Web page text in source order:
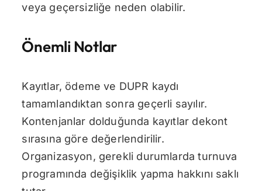
veya geçersizliğe neden olabilir.
Önemli Notlar
Kayıtlar, ödeme ve DUPR kaydı
tamamlandıktan sonra geçerli sayılır.
Kontenjanlar dolduğunda kayıtlar dekont
sırasına göre değerlendirilir.
Organizasyon, gerekli durumlarda turnuva
programında değişiklik yapma hakkını saklı